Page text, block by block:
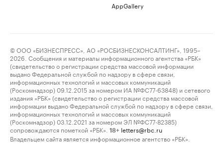
AppGallery
© ООО «БИЗНЕСПРЕСС», АО «РОСБИЗНЕСКОНСАЛТИНГ», 1995–
2026. Сообщения и материалы информационного агентства «РБК»
(свидетельство о регистрации средства массовой информации
выдано Федеральной службой по надзору в сфере связи,
информационных технологий и массовых коммуникаций
(Роскомнадзор) 09.12.2015 за номером ИА №ФС77-63848) и сетевого
издания «РБК» (свидетельство о регистрации средства массовой
информации выдано Федеральной службой по надзору в сфере связи,
информационных технологий и массовых коммуникаций
(Роскомнадзор) 03.12.2021 за номером ЭЛ №ФС77-82385)
сопровождаются пометкой «РБК».
18+ letters@rbc.ru
Владельцем сайта является информационное агентство «РБК».